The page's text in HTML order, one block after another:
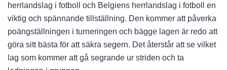
herrlandslag i fotboll och Belgiens herrlandslag i fotboll en
viktig och spännande tillställning. Den kommer att påverka
poängställningen i turneringen och bägge lagen är redo att
göra sitt bästa för att säkra segern. Det återstår att se vilket
lag som kommer att gå segrande ur striden och ta